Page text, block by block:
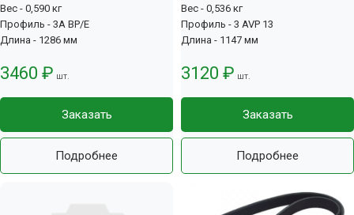
Вес - 0,590 кг
Профиль - 3А BP/E
Длина - 1286 мм
3460 ₽ шт.
Заказать
Подробнее
Вес - 0,536 кг
Профиль - 3 AVP 13
Длина - 1147 мм
3120 ₽ шт.
Заказать
Подробнее